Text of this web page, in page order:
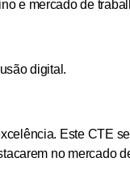
e mercado de
digital.
Este CTE
no mercado